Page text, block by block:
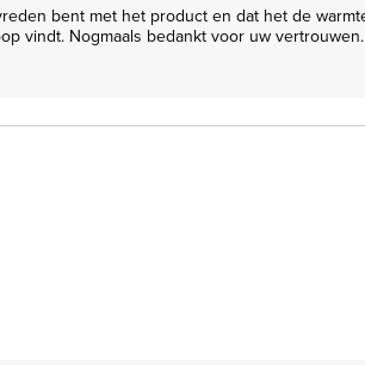
vindt. Nogmaals bedankt voor uw vertrouwen.